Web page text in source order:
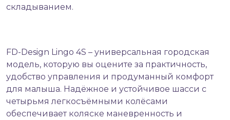
складыванием.
FD-Design Lingo 4S – универсальная городская
модель, которую вы оцените за практичность,
удобство управления и продуманный комфорт
для малыша. Надёжное и устойчивое шасси с
четырьмя легкосъёмными колёсами
обеспечивает коляске маневренность и